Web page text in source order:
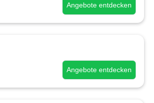
Angebote entdecken
Angebote entdecken